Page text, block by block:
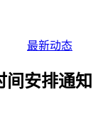
最新动态
间安排通知